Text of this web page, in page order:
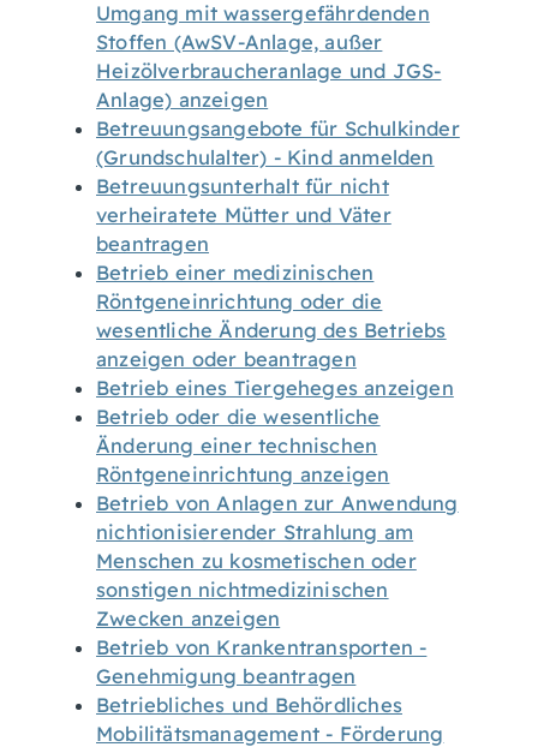
Umgang mit wassergefährdenden
Stoffen (AwSV-Anlage, außer
Heizölverbraucheranlage und JGS-
Anlage) anzeigen
Betreuungsangebote für Schulkinder
(Grundschulalter) - Kind anmelden
Betreuungsunterhalt für nicht
verheiratete Mütter und Väter
beantragen
Betrieb einer medizinischen
Röntgeneinrichtung oder die
wesentliche Änderung des Betriebs
anzeigen oder beantragen
Betrieb eines Tiergeheges anzeigen
Betrieb oder die wesentliche
Änderung einer technischen
Röntgeneinrichtung anzeigen
Betrieb von Anlagen zur Anwendung
nichtionisierender Strahlung am
Menschen zu kosmetischen oder
sonstigen nichtmedizinischen
Zwecken anzeigen
Betrieb von Krankentransporten -
Genehmigung beantragen
Betriebliches und Behördliches
Mobilitätsmanagement - Förderung